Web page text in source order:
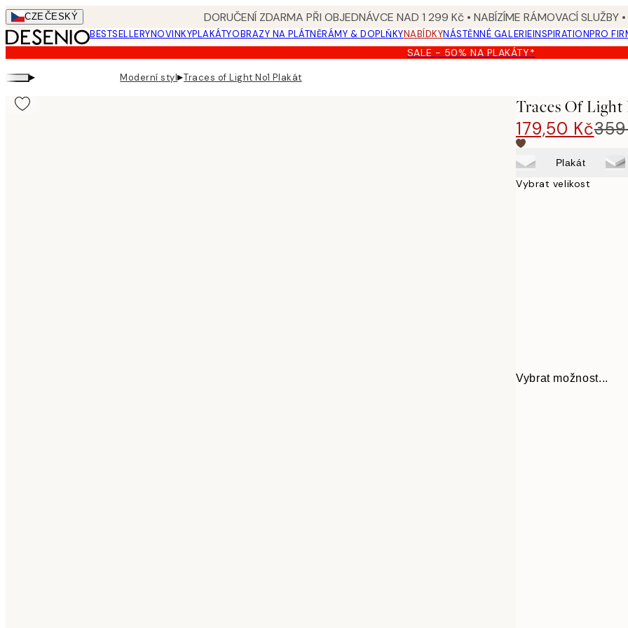
Skip
to
main
content.
CZEČESKÝ DORUČENÍ ZDARMA PŘI OBJEDNÁVCE NAD 1 299 Kč • NABÍZÍME RÁMOVACÍ SLUŽBY
BESTSELLERYNOVINKYPLAKÁTYOBRAZY NA PLÁTNĚRÁMY & DOPLŇKYNABÍDKYNÁSTĚNNÉ GALERIEINSPIRATIONPRO
SALE - 50% NA PLAKÁTY*
▸ Moderní styl▸Traces of Light No1 Plakát
Traces Of Light
179,50 Kč
Plakát
Vybrat velikost
Vybrat možnost...